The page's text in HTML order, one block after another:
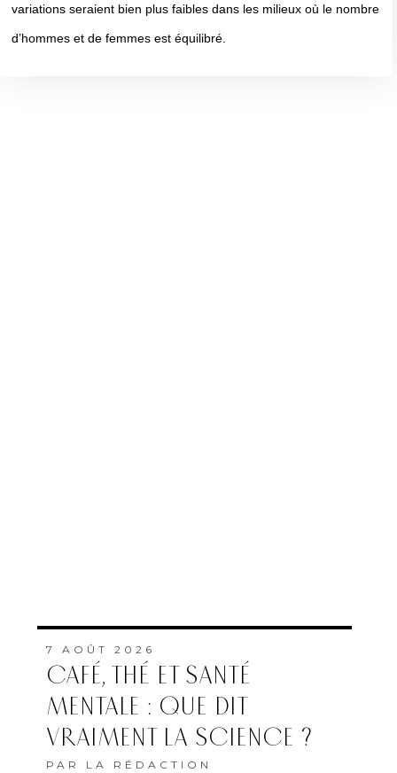
variations seraient bien plus faibles dans les milieux où le nombre
d’hommes et de femmes est équilibré.
7 AOÛT 2026
CAFÉ, THÉ ET SANTÉ
MENTALE : QUE DIT
VRAIMENT LA SCIENCE ?
PAR LA RÉDACTION